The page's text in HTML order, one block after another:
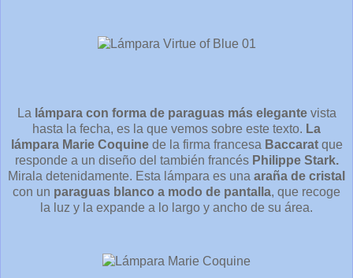
La lámpara con forma de paraguas más elegantevista
hasta la fecha, es la que vemos sobre este texto. La
lámpara Marie Coquinede la firma francesa Baccaratque
responde a un diseño del también francés Philippe Stark.
Mirala detenidamente. Esta lámpara es una araña de cristal
con un paraguas blanco a modo de pantalla, que recoge
la luz y la expande a lo largo y ancho de su área.